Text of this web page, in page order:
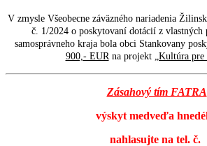
V zmysle Všeobecne záväzného nariadenia
č. 1/2024 o poskytovaní dotácií z
samosprávneho kraja bola obci Stankovany
900,- EURna projekt „Kultúra pre
Zásahový tím FATRA
výskyt medveďa
nahlasujte na tel. č.